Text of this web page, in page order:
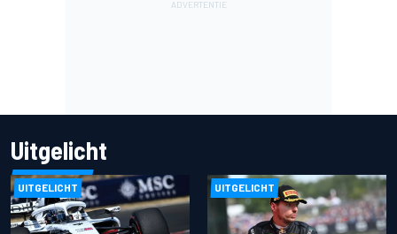
Uitgelicht
UITGELICHT UITGELICHT